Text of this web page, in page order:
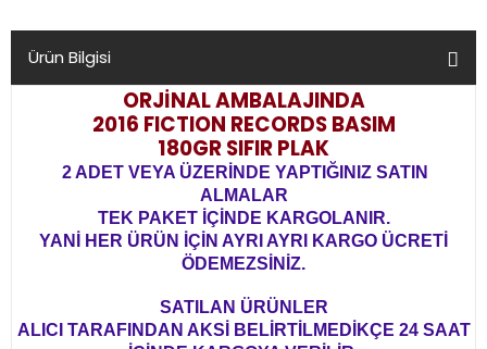
Ürün Bilgisi
ORJİNAL AMBALAJINDA
2016 FICTION RECORDS BASIM
180GR SIFIR PLAK
2 ADET VEYA ÜZERİNDE YAPTIĞINIZ SATIN
ALMALAR
TEK PAKET İÇİNDE KARGOLANIR.
YANİ HER ÜRÜN İÇİN AYRI AYRI KARGO ÜCRETİ
ÖDEMEZSİNİZ.
SATILAN ÜRÜNLER
ALICI TARAFINDAN AKSİ BELİRTİLMEDİKÇE 24 SAAT